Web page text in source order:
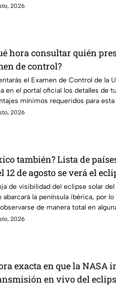
2026
hora consultar quién
de control?
el Examen de Control de la
en el portal oficial los detalles de
mínimos requeridos para esta
2026
también? Lista de
12 de agosto se verá el
total y en los que será
de visibilidad del eclipse solar del
abarcará la península ibérica, por
de manera total en
2026
exacta en que la NASA
en vivo del